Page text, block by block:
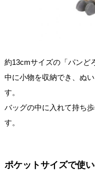
約13cmサイズの「パンど
中に小物を収納でき、ぬ
す。
バッグの中に入れて持ち
す。
ポケットサイズで使